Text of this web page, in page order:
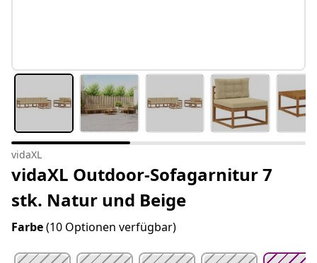
vidaXL
vidaXL Outdoor-Sofagarnitur 7
stk. Natur und Beige
Farbe(10 Optionen verfügbar)